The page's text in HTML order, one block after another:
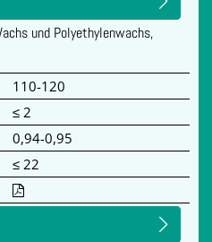
und Polyethylenwachs,
110-120
≤ 2
0,94-0,95
≤ 22